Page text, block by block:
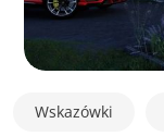
Wskazówki